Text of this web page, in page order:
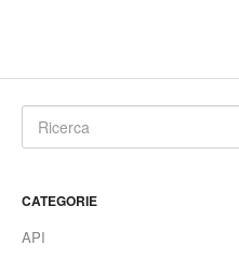
CATEGORIE
API